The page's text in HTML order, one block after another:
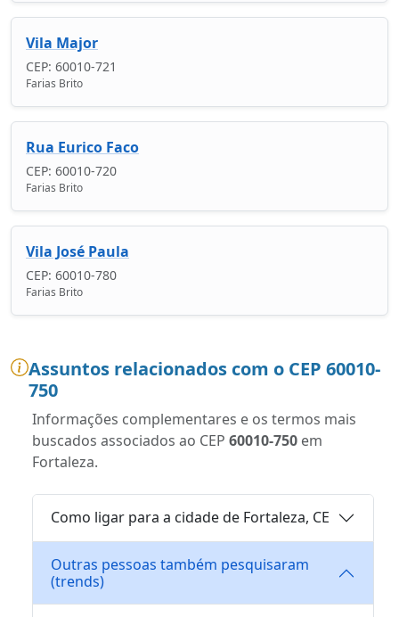
Vila Major
CEP: 60010-721
Farias Brito
Rua Eurico Faco
CEP: 60010-720
Farias Brito
Vila José Paula
CEP: 60010-780
Farias Brito
Assuntos relacionados com o CEP 60010-
750
Informações complementares e os termos mais
buscados associados ao CEP 60010-750 em
Fortaleza.
Como ligar para a cidade de Fortaleza, CE
Outras pessoas também pesquisaram
(trends)